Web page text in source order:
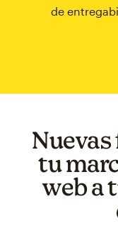
de
tu
web a